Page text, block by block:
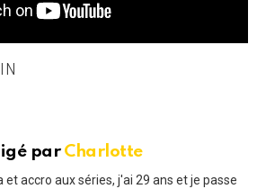
par Charlotte
accro aux séries, j'ai 29 ans et je passe